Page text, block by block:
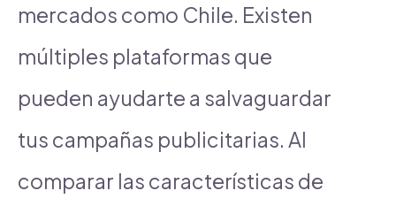
mercados como Chile. Existen
múltiples plataformas que
pueden ayudarte a salvaguardar
tus campañas publicitarias. Al
comparar las características de